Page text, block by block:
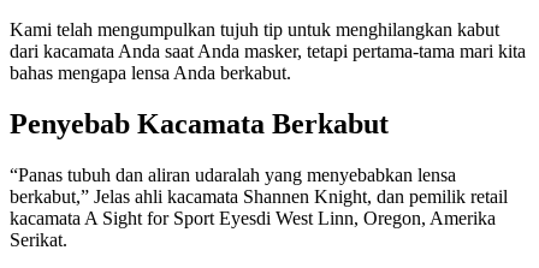
Kami telah mengumpulkan tujuh tip untuk menghilangkan kabut
dari kacamata Anda saat Anda masker, tetapi pertama-tama mari kita
bahas mengapa lensa Anda berkabut.
Penyebab Kacamata Berkabut
“Panas tubuh dan aliran udaralah yang menyebabkan lensa
berkabut,” Jelas ahli kacamata Shannen Knight, dan pemilik retail
kacamata A Sight for Sport Eyesdi West Linn, Oregon, Amerika
Serikat.